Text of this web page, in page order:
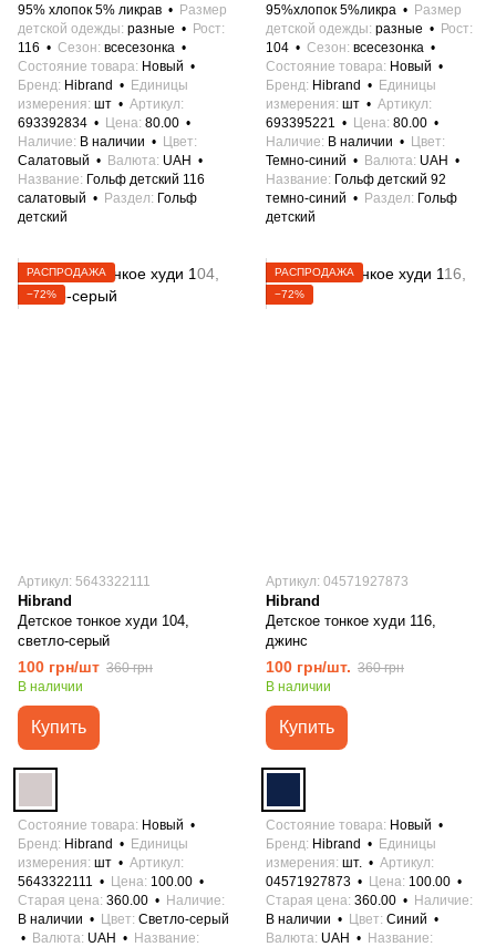
95% хлопок 5% ликрав
Размер
детской одежды разные
Рост
116
Сезон всесезонка
Состояние товара Новый
Бренд Hibrand
Единицы
измерения шт
Артикул
693392834
Цена 80.00
Наличие В наличии
Цвет
Салатовый
Валюта UAH
Название Гольф детский 116
салатовый
Раздел Гольф
детский
95%хлопок 5%ликра
Размер
детской одежды разные
Рост
104
Сезон всесезонка
Состояние товара Новый
Бренд Hibrand
Единицы
измерения шт
Артикул
693395221
Цена 80.00
Наличие В наличии
Цвет
Темно-синий
Валюта UAH
Название Гольф детский 92
темно-синий
Раздел Гольф
детский
РАСПРОДАЖА
−72%
Артикул: 5643322111
Hibrand
Детское тонкое худи 104,
светло-серый
100 грн/шт 360 грн
В наличии
Купить
Состояние товара Новый
Бренд Hibrand
Единицы
измерения шт
Артикул
5643322111
Цена 100.00
Старая цена 360.00
Наличие
В наличии
Цвет Светло-серый
Валюта UAH
Название
РАСПРОДАЖА
−72%
Артикул: 04571927873
Hibrand
Детское тонкое худи 116,
джинс
100 грн/шт. 360 грн
В наличии
Купить
Состояние товара Новый
Бренд Hibrand
Единицы
измерения шт.
Артикул
04571927873
Цена 100.00
Старая цена 360.00
Наличие
В наличии
Цвет Синий
Валюта UAH
Название